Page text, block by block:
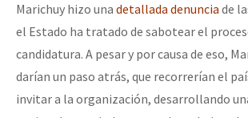
Marichuy hizo una detallada denuncia de
el Estado ha tratado de sabotear el
candidatura. A pesar y por causa de eso,
darían un paso atrás, que recorrerían el
invitar a la organización, desarrollando